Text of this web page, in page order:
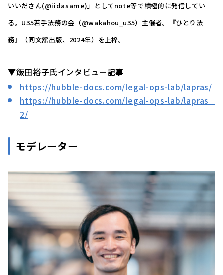
いいださん(@iidasame)」としてnote等で積極的に発信してい
る。U35若手法務の会（@wakahou_u35）主催者。『ひとり法
務』（同文舘出版、2024年）を上梓。
▼飯田裕子氏インタビュー記事
https://hubble-docs.com/legal-ops-lab/lapras/
https://hubble-docs.com/legal-ops-lab/lapras_
2/
モデレーター